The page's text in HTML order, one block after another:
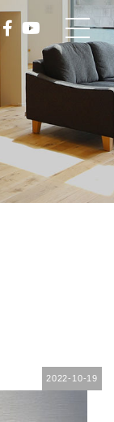
2022-10-19